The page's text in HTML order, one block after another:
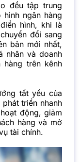
đều tập trung
ngân hàng
hình, khi là
đổi sang
bản mới nhất,
nhân và doanh
hàng trên kênh
tất yếu của
triển nhanh
động, giảm
hàng và mở
tài chính.